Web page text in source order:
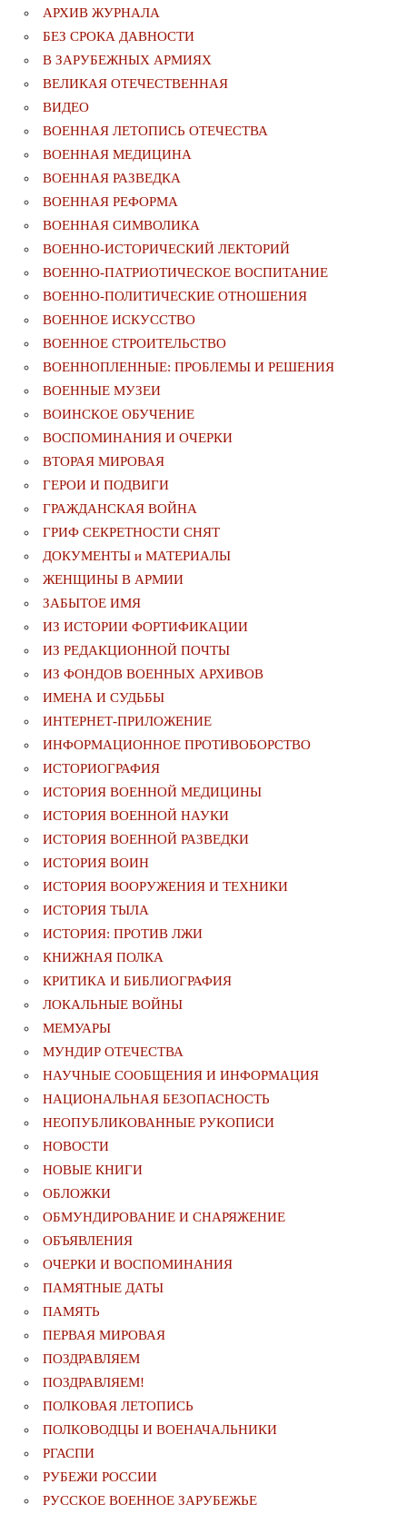
АРХИВ ЖУРНАЛА
БЕЗ СРОКА ДАВНОСТИ
В ЗАРУБЕЖНЫХ АРМИЯХ
ВЕЛИКАЯ ОТЕЧЕСТВЕННАЯ
ВИДЕО
ВОЕННАЯ ЛЕТОПИСЬ ОТЕЧЕСТВА
ВОЕННАЯ МЕДИЦИНА
ВОЕННАЯ РАЗВЕДКА
ВОЕННАЯ РЕФОРМА
ВОЕННАЯ СИМВОЛИКА
ВОЕННО-ИСТОРИЧЕСКИЙ ЛЕКТОРИЙ
ВОЕННО-ПАТРИОТИЧЕСКОЕ ВОСПИТАНИЕ
ВОЕННО-ПОЛИТИЧЕСКИE ОТНОШЕНИЯ
ВОЕННОЕ ИСКУССТВО
ВОЕННОЕ СТРОИТЕЛЬСТВО
ВОЕННОПЛЕННЫЕ: ПРОБЛЕМЫ И РЕШЕНИЯ
ВОЕННЫЕ МУЗЕИ
ВОИНСКОЕ ОБУЧЕНИЕ
ВОСПОМИНАНИЯ И ОЧЕРКИ
ВТОРАЯ МИРОВАЯ
ГЕРОИ И ПОДВИГИ
ГРАЖДАНСКАЯ ВОЙНА
ГРИФ СЕКРЕТНОСТИ СНЯТ
ДОКУМЕНТЫ и МАТЕРИАЛЫ
ЖЕНЩИНЫ В АРМИИ
ЗАБЫТОЕ ИМЯ
ИЗ ИСТОРИИ ФОРТИФИКАЦИИ
ИЗ РЕДАКЦИОННОЙ ПОЧТЫ
ИЗ ФОНДОВ ВОЕННЫХ АРХИВОВ
ИМЕНА И СУДЬБЫ
ИНТЕРНЕТ-ПРИЛОЖЕНИЕ
ИНФОРМАЦИОННОЕ ПРОТИВОБОРСТВО
ИСТОРИОГРАФИЯ
ИСТОРИЯ ВОЕННОЙ МЕДИЦИНЫ
ИСТОРИЯ ВОЕННОЙ НАУКИ
ИСТОРИЯ ВОЕННОЙ РАЗВЕДКИ
ИСТОРИЯ ВОИН
ИСТОРИЯ ВООРУЖЕНИЯ И ТЕХНИКИ
ИСТОРИЯ ТЫЛА
ИСТОРИЯ: ПРОТИВ ЛЖИ
КНИЖНАЯ ПОЛКА
КРИТИКА И БИБЛИОГРАФИЯ
ЛОКАЛЬНЫЕ ВОЙНЫ
МЕМУАРЫ
МУНДИР ОТЕЧЕСТВА
НАУЧНЫЕ СООБЩЕНИЯ И ИНФОРМАЦИЯ
НАЦИОНАЛЬНАЯ БЕЗОПАСНОСТЬ
НЕОПУБЛИКОВАННЫЕ РУКОПИСИ
НОВОСТИ
НОВЫЕ КНИГИ
ОБЛОЖКИ
ОБМУНДИРОВАНИЕ И СНАРЯЖЕНИЕ
ОБЪЯВЛЕНИЯ
ОЧЕРКИ И ВОСПОМИНАНИЯ
ПАМЯТНЫЕ ДАТЫ
ПАМЯТЬ
ПЕРВАЯ МИРОВАЯ
ПОЗДРАВЛЯЕМ
ПОЗДРАВЛЯЕМ!
ПОЛКОВАЯ ЛЕТОПИСЬ
ПОЛКОВОДЦЫ И ВОЕНАЧАЛЬНИКИ
РГАСПИ
РУБЕЖИ РОССИИ
РУССКОЕ ВОЕННОЕ ЗАРУБЕЖЬЕ